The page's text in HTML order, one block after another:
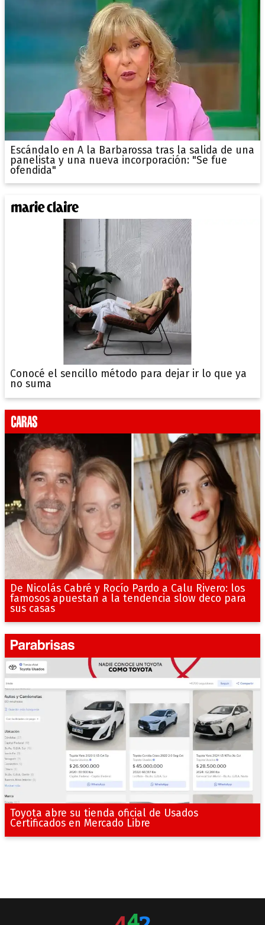
Escándalo en A la Barbarossa tras la salida de una
panelista y una nueva incorporación: "Se fue
ofendida"
Conocé el sencillo método para dejar ir lo que ya
no suma
De Nicolás Cabré y Rocío Pardo a Calu Rivero: los
famosos apuestan a la tendencia slow deco para
sus casas
Toyota abre su tienda oficial de Usados
Certificados en Mercado Libre